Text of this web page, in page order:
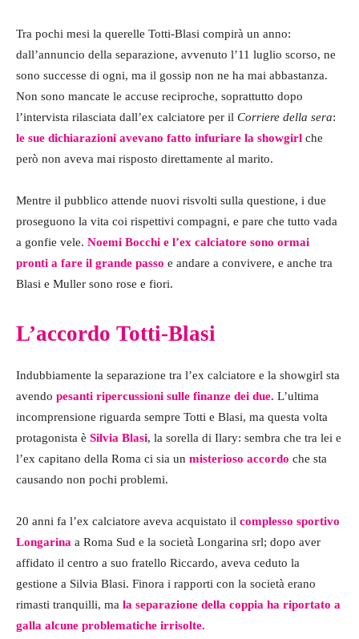
Tra pochi mesi la querelle Totti-Blasi compirà un anno:
dall’annuncio della separazione, avvenuto l’11 luglio scorso, ne
sono successe di ogni, ma il gossip non ne ha mai abbastanza.
Non sono mancate le accuse reciproche, soprattutto dopo
l’intervista rilasciata dall’ex calciatore per il Corriere della sera:
le sue dichiarazioni avevano fatto infuriare la showgirl che
però non aveva mai risposto direttamente al marito.
Mentre il pubblico attende nuovi risvolti sulla questione, i due
proseguono la vita coi rispettivi compagni, e pare che tutto vada
a gonfie vele. Noemi Bocchi e l’ex calciatore sono ormai
pronti a fare il grande passo e andare a convivere, e anche tra
Blasi e Muller sono rose e fiori.
L’accordo Totti-Blasi
Indubbiamente la separazione tra l’ex calciatore e la showgirl sta
avendo pesanti ripercussioni sulle finanze dei due. L’ultima
incomprensione riguarda sempre Totti e Blasi, ma questa volta
protagonista è Silvia Blasi, la sorella di Ilary: sembra che tra lei e
l’ex capitano della Roma ci sia un misterioso accordo che sta
causando non pochi problemi.
20 anni fa l’ex calciatore aveva acquistato il complesso sportivo
Longarina a Roma Sud e la società Longarina srl; dopo aver
affidato il centro a suo fratello Riccardo, aveva ceduto la
gestione a Silvia Blasi. Finora i rapporti con la società erano
rimasti tranquilli, ma la separazione della coppia ha riportato a
galla alcune problematiche irrisolte.